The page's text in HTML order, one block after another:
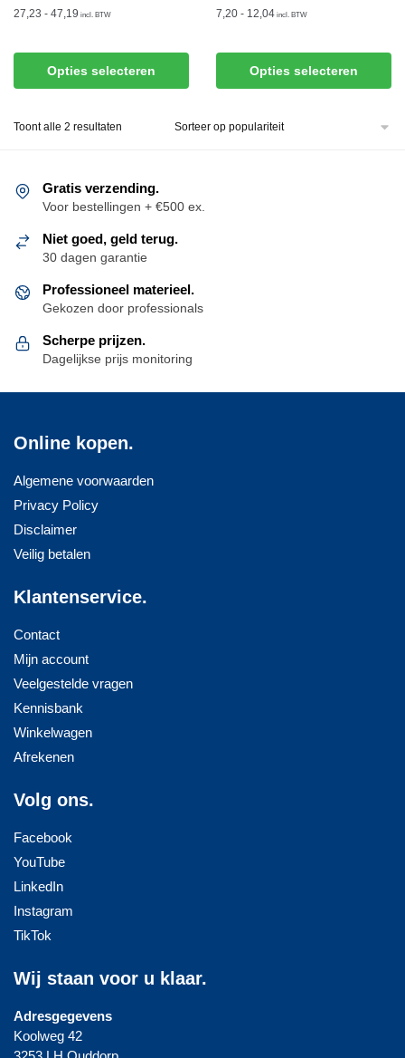
27,23 - 47,19 incl. BTW
Opties selecteren
product
meerdere
optie
gekozen
worden
op
de
7,20 - 12,04 incl. BTW
Opties selecteren
product
meerdere
Toont alle 2 resultaten Gesorteerd
Gratis verzending.
Voor bestellingen + €500 ex.
Niet goed, geld terug.
30 dagen garantie
Professioneel materieel.
Gekozen door professionals
Scherpe prijzen.
Dagelijkse prijs monitoring
Online kopen.
Algemene voorwaarden
Privacy Policy
Disclaimer
Veilig betalen
Klantenservice.
Contact
Mijn account
Veelgestelde vragen
Kennisbank
Winkelwagen
Afrekenen
Volg ons.
Facebook
YouTube
LinkedIn
Instagram
TikTok
Wij staan voor u klaar.
Adresgegevens
Koolweg 42